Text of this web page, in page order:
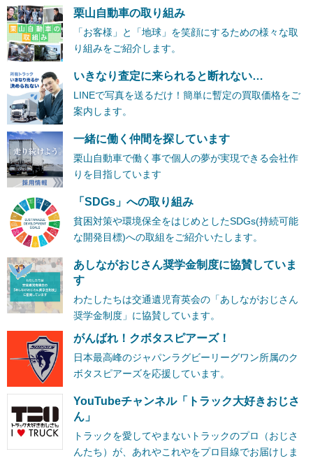
栗山自動車の取り組み
「お客様」と「地球」を笑顔にするための様々な取
り組みをご紹介します。
いきなり査定に来られると断れない…
LINEで写真を送るだけ！簡単に暫定の買取価格をご
案内します。
一緒に働く仲間を探しています
栗山自動車で働く事で個人の夢が実現できる会社作
りを目指しています
「SDGs」への取り組み
貧困対策や環境保全をはじめとしたSDGs(持続可能
な開発目標)への取組をご紹介いたします。
あしながおじさん奨学金制度に協賛していま
す
わたしたちは交通遺児育英会の「あしながおじさん
奨学金制度」に協賛しています。
がんばれ！クボタスピアーズ！
日本最高峰のジャパンラグビーリーグワン所属のク
ボタスピアーズを応援しています。
YouTubeチャンネル「トラック大好きおじさ
ん」
トラックを愛してやまないトラックのプロ（おじさ
んたち）が、あれやこれやをプロ目線でお届けしま